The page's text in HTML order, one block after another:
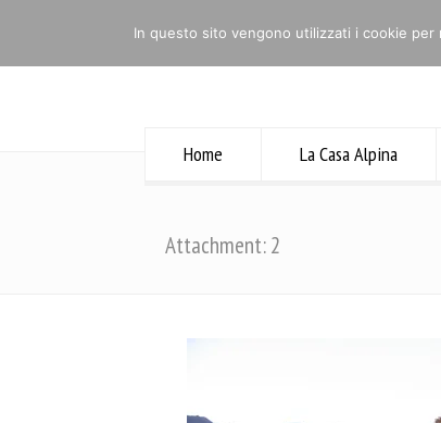
Home La Casa Alpina
Attachment: 2
In questo sito vengono utilizzati i cookie